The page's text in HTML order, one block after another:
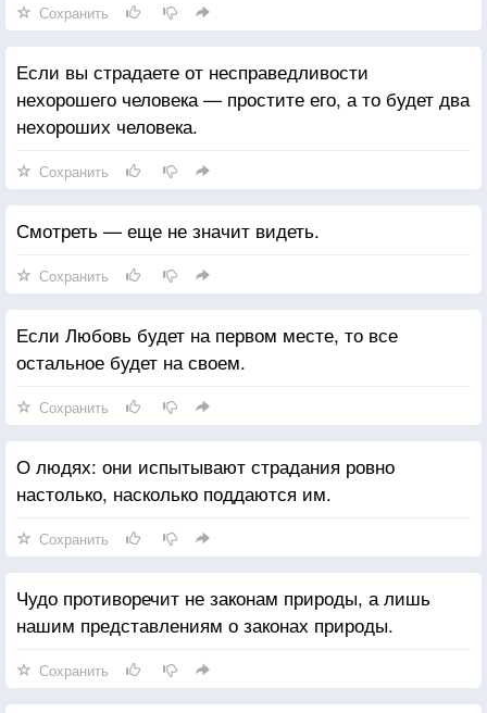
Сохранить
Если вы страдаете от несправедливости
нехорошего человека — простите его, а то будет два
нехороших человека.
Сохранить
Смотреть — еще не значит видеть.
Сохранить
Если Любовь будет на первом месте, то все
остальное будет на своем.
Сохранить
О людях: они испытывают страдания ровно
настолько, насколько поддаются им.
Сохранить
Чудо противоречит не законам природы, а лишь
нашим представлениям о законах природы.
Сохранить